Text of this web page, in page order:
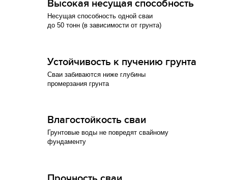
Высокая несущая способность
Несущая способность одной сваи
до 50 тонн (в зависимости от грунта)
Устойчивость к пучению грунта
Сваи забиваются ниже глубины
промерзания грунта
Влагостойкость сваи
Грунтовые воды не повредят свайному
фундаменту